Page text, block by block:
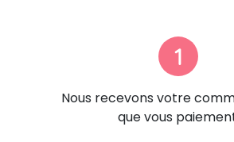
1
Nous recevons votre
que vous